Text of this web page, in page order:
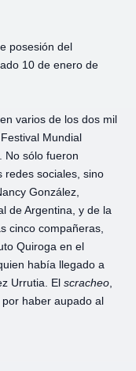
posesión del
10 de enero de
varios de los dos mil
Mundial
No sólo fueron
redes sociales, sino
González,
de Argentina, y de la
cinco compañeras,
Quiroga en el
había llegado a
Urrutia. El scracheo
haber aupado al